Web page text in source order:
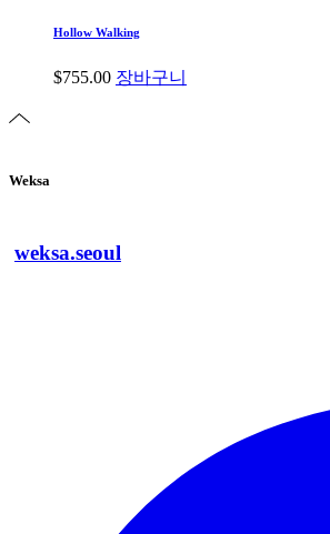
Hollow Walking
$755.00 장바구니
Weksa
weksa.seoul